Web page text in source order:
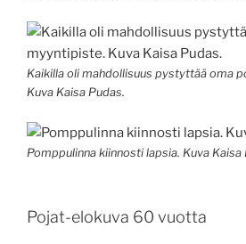
Kaikilla oli mahdollisuus pystyttää oma
Kuva Kaisa Pudas.
Pomppulinna kiinnosti lapsia. Kuva Kaisa
Pojat-elokuva 60 vuotta